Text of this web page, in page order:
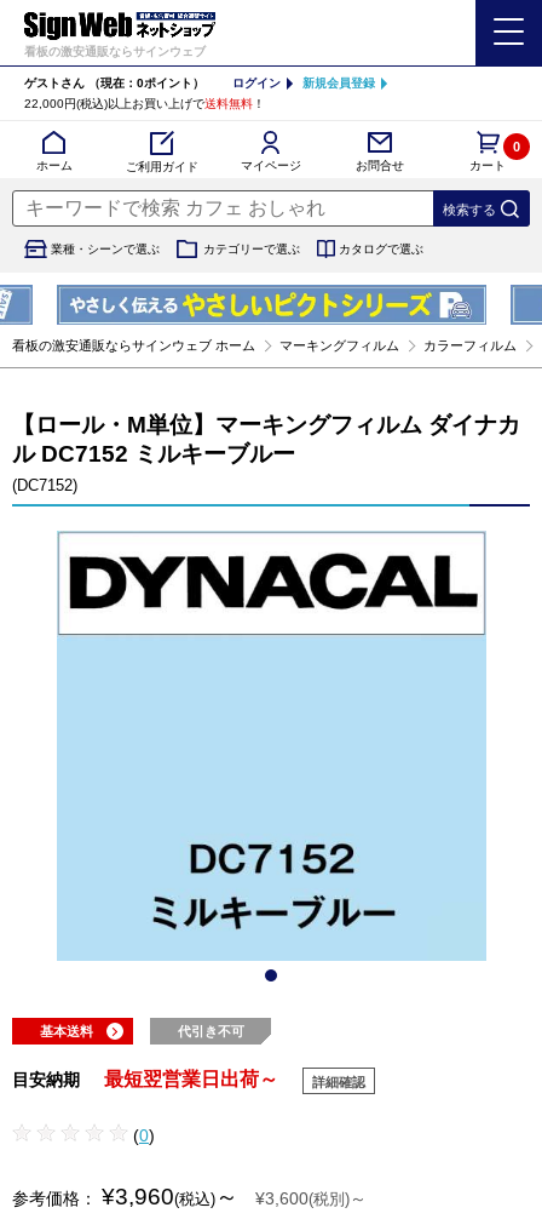
看板の激安通販ならサインウェブ
ゲストさん （現在：0ポイント） ログイン
新規会員登録
22,000円(税込)以上お買い上げで送料無料 ！
ホーム ご利用ガイド マイページ お問合せ カート
0
業種・シーンで選ぶ カテゴリーで選ぶ カタログで選ぶ
看板の激安通販ならサインウェブ ホーム マーキングフィルム カラーフィルム
【ロール・M単位】マーキングフィルム ダイナカ
ル DC7152 ミルキーブルー
(DC7152)
基本送料 代引き不可
目安納期 最短翌営業日出荷～ 詳細確認
(0)
参考価格： ¥3,960(税込) ～ ¥3,600(税別) ～